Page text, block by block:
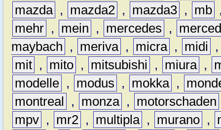
mazda , mazda2 , mazda3 , mb
mehr , mein , mercedes ,
maybach
, meriva , micra , midi
mit , mito , mitsubishi , miura ,
modelle , modus , mokka ,
montreal
, monza , motorschaden
mpv , mr2 , multipla , murano ,